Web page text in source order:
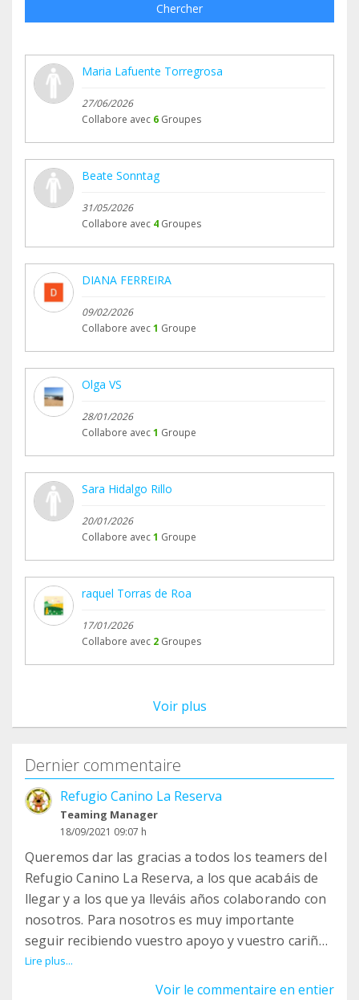
Chercher
Maria Lafuente Torregrosa
27/06/2026
Collabore avec 6 Groupes
Beate Sonntag
31/05/2026
Collabore avec 4 Groupes
DIANA FERREIRA
09/02/2026
Collabore avec1 Groupe
Olga VS
28/01/2026
Collabore avec1 Groupe
Sara Hidalgo Rillo
20/01/2026
Collabore avec1 Groupe
raquel Torras de Roa
17/01/2026
Collabore avec 2 Groupes
Voir plus
Dernier commentaire
Refugio Canino La Reserva
Teaming Manager
18/09/2021 09:07 h
Queremos dar las gracias a todos los teamers del
Refugio Canino La Reserva, a los que acabáis de
llegar y a los que ya lleváis años colaborando con
nosotros. Para nosotros es muy importante
seguir recibiendo vuestro apoyo y vuestro cariño.
Recordad que podéis seguirnos en nuestras RR.SS
Lire plus...
Voir le commentaire en entier